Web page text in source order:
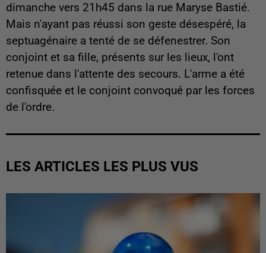
dimanche vers 21h45 dans la rue Maryse Bastié.
Mais n'ayant pas réussi son geste désespéré, la
septuagénaire a tenté de se défenestrer. Son
conjoint et sa fille, présents sur les lieux, l'ont
retenue dans l'attente des secours. L'arme a été
confisquée et le conjoint convoqué par les forces
de l'ordre.
LES ARTICLES LES PLUS VUS